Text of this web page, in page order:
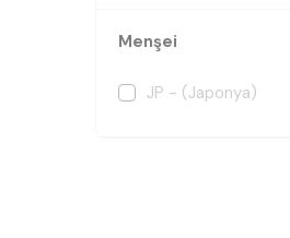
Menşei
JP - (Japonya)